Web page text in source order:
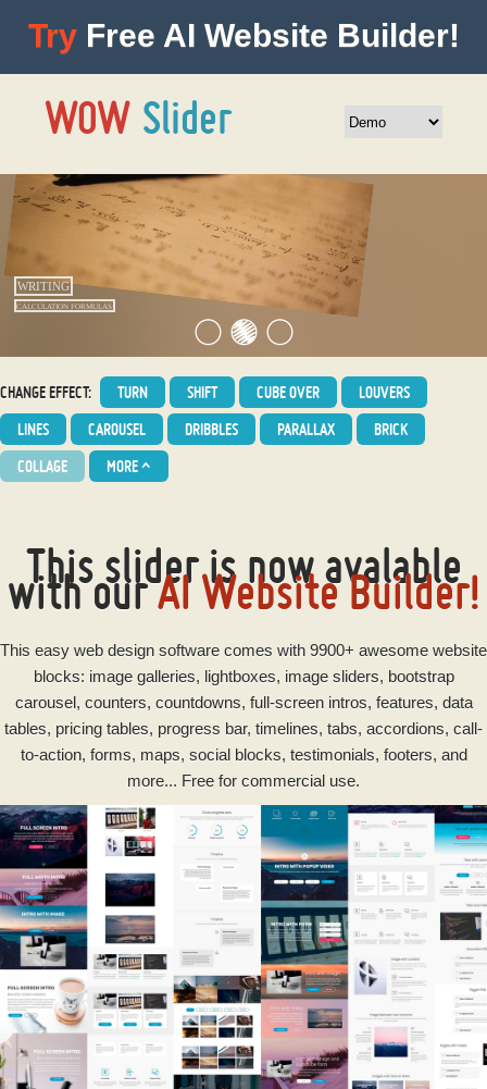
CHANGE EFFECT: TURN SHIFT CUBE OVER
LOUVERS
LINES
CAROUSEL DRIBBLES PARALLAX
BRICK
COLLAGE
MORE^
This slider is now avalable
with ourAI Website Builder!
This easy web design software comes with 9900+ awesome website
blocks: image galleries, lightboxes, image sliders, bootstrap
carousel, counters, countdowns, full-screen intros, features, data
tables, pricing tables, progress bar, timelines, tabs, accordions, call-
to-action, forms, maps, social blocks, testimonials, footers, and
more... Free for commercial use.
Try Free AI Website Builder!